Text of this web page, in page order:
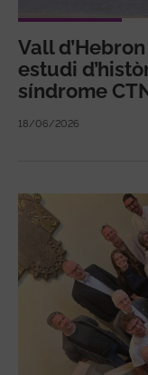
Vall
estudi
síndrome
18/06/2026